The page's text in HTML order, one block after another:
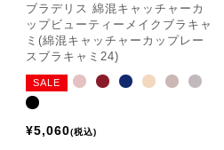
ブラデリス 綿混キャッチャーカ
ップビューティーメイクブラキャ
ミ(綿混キャッチャーカップレー
スブラキャミ24)
SALE
¥5,060 税込